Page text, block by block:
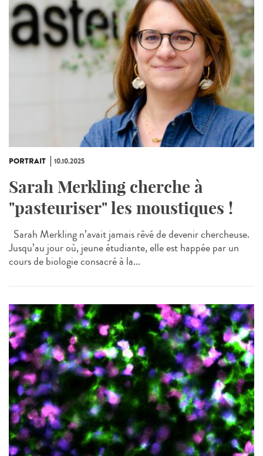
PORTRAIT 10.10.2025
Sarah Merkling cherche à
"pasteuriser" les moustiques !
Sarah Merkling n’avait jamais rêvé de devenir chercheuse.
Jusqu’au jour où, jeune étudiante, elle est happée par un
cours de biologie consacré à la...